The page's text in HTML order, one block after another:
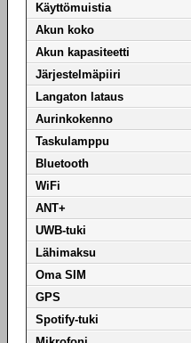
Käyttömuistia
Akun koko
Akun kapasiteetti
Järjestelmäpiiri
Langaton lataus
Aurinkokenno
Taskulamppu
Bluetooth
WiFi
ANT+
UWB-tuki
Lähimaksu
Oma SIM
GPS
Spotify-tuki